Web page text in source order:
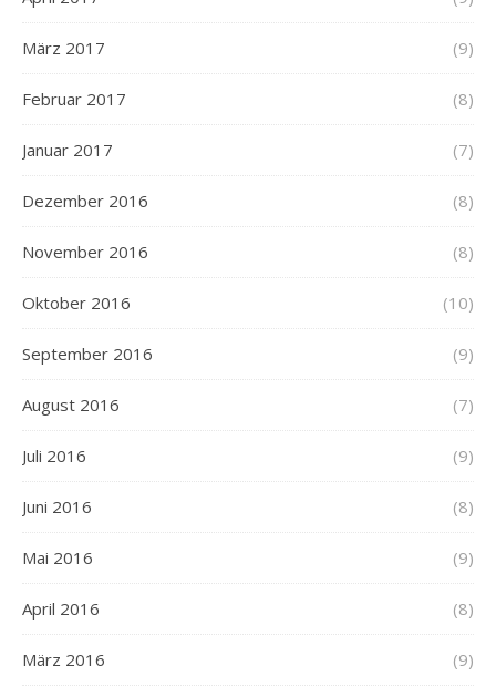
März 2017 (9)
Februar 2017 (8)
Januar 2017 (7)
Dezember 2016 (8)
November 2016 (8)
Oktober 2016 (10)
September 2016 (9)
August 2016 (7)
Juli 2016 (9)
Juni 2016 (8)
Mai 2016 (9)
April 2016 (8)
März 2016 (9)